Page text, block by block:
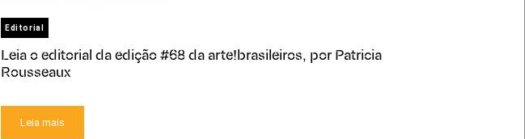
Editorial
Leia o editorial da edição #68 da arte!brasileiros, por Patricia
Rousseaux
Leia mais